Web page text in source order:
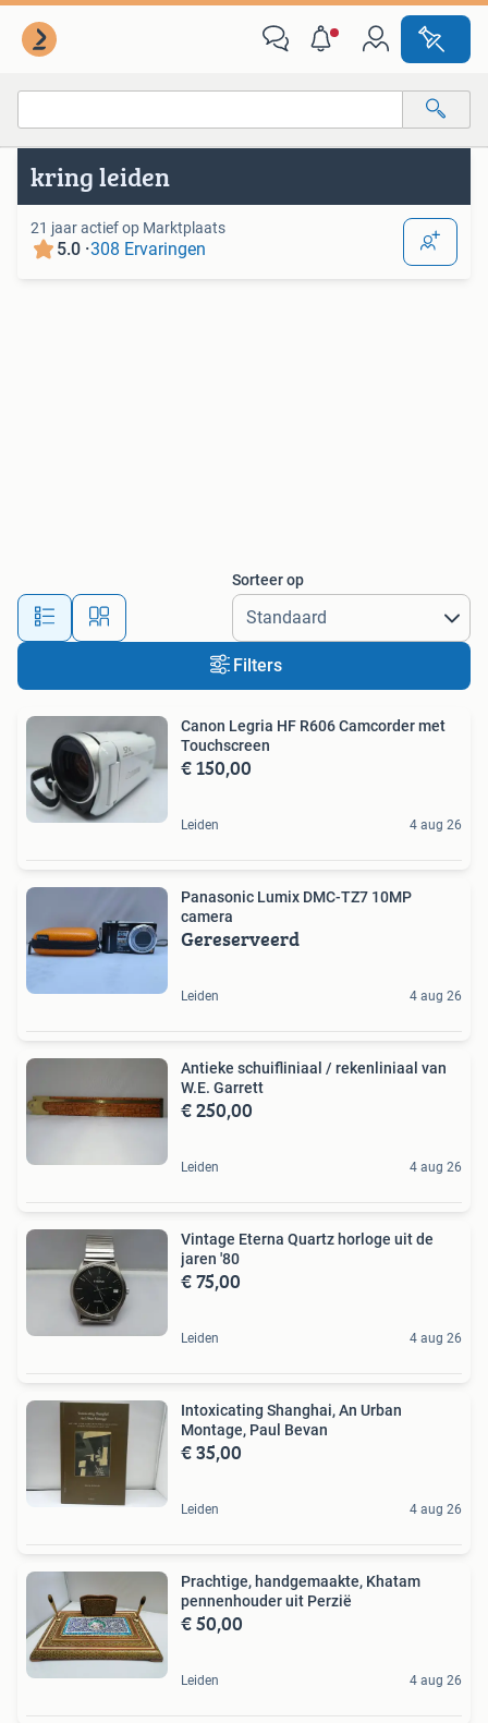
Alle afstanden…
Van deze adverteerder
kring leiden
21 jaar actief op Marktplaats
5.0 ·308 Ervaringen
Sorteer op
Filters
Canon Legria HF R606 Camcorder met
Touchscreen
€ 150,00
Leiden 4 aug 26
Panasonic Lumix DMC-TZ7 10MP
camera
Gereserveerd
Leiden 4 aug 26
Antieke schuifliniaal / rekenliniaal van
W.E. Garrett
€ 250,00
Leiden 4 aug 26
Vintage Eterna Quartz horloge uit de
jaren '80
€ 75,00
Leiden 4 aug 26
Intoxicating Shanghai, An Urban
Montage, Paul Bevan
€ 35,00
Leiden 4 aug 26
Prachtige, handgemaakte, Khatam
pennenhouder uit Perzië
€ 50,00
Leiden 4 aug 26